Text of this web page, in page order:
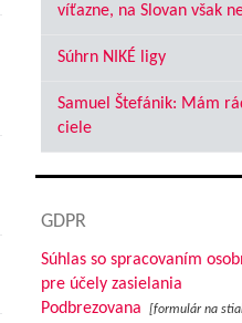
víťazne, na Slovan však
Súhrn NIKÉ ligy
Samuel Štefánik: Mám
ciele
GDPR
Súhlas so spracovaním
pre účely zasielania
Podbrezovana
[formulár na